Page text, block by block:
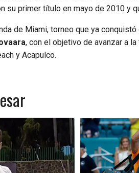
su primer título en mayo de 2010 y
de Miami, torneo que ya
, con el objetivo de avanzar a
y Acapulco.